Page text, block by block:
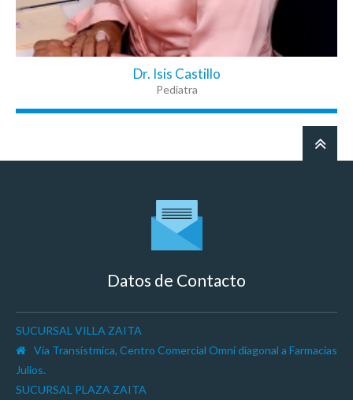
Dr. Isis Castillo
Pediatra
Datos de Contacto
SUCURSAL VILLA ZAITA
Vía Transístmica, Centro Comercial Omni diagonal a Farmacias
Julios.
SUCURSAL PLAZA ZAITA